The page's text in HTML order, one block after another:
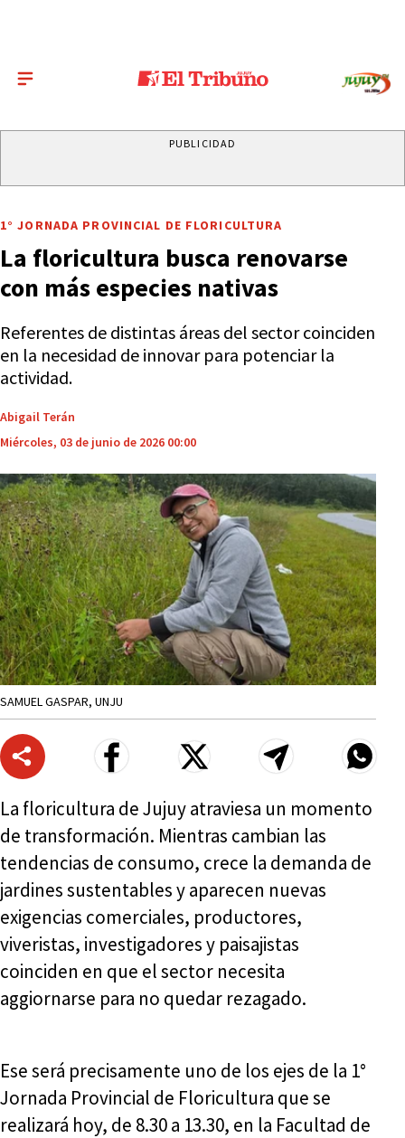
PUBLICIDAD
1° JORNADA PROVINCIAL DE FLORICULTURA
La floricultura busca renovarse
con más especies nativas
Referentes de distintas áreas del sector coinciden
en la necesidad de innovar para potenciar la
actividad.
Abigail Terán
Miércoles, 03 de junio de 2026 00:00
SAMUEL GASPAR, UNJU
La floricultura de Jujuy atraviesa un momento
de transformación. Mientras cambian las
tendencias de consumo, crece la demanda de
jardines sustentables y aparecen nuevas
exigencias comerciales, productores,
viveristas, investigadores y paisajistas
coinciden en que el sector necesita
aggiornarse para no quedar rezagado.
Ese será precisamente uno de los ejes de la 1°
Jornada Provincial de Floricultura que se
realizará hoy, de 8.30 a 13.30, en la Facultad de